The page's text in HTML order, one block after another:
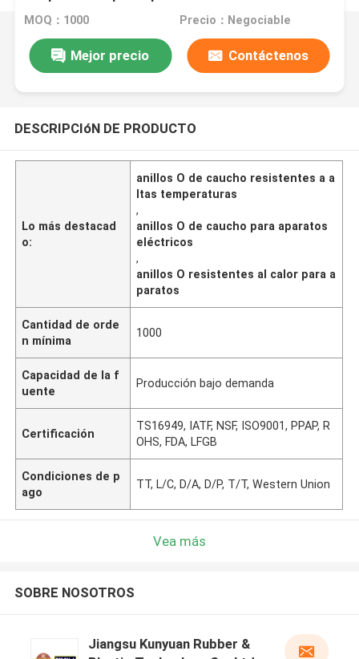
MOQ：1000 Precio：Negociable
Mejor precio Contáctenos
DESCRIPCIóN DE PRODUCTO
Lo más destacad
o:
anillos O de caucho resistentes a a
ltas temperaturas
,
anillos O de caucho para aparatos
eléctricos
,
anillos O resistentes al calor para a
paratos
Cantidad de orde
n mínima
1000
Capacidad de la f
uente
Producción bajo demanda
Certificación
TS16949, IATF, NSF, ISO9001, PPAP, R
OHS, FDA, LFGB
Condiciones de p
ago
TT, L/C, D/A, D/P, T/T, Western Union
Vea más
SOBRE NOSOTROS
Jiangsu Kunyuan Rubber &